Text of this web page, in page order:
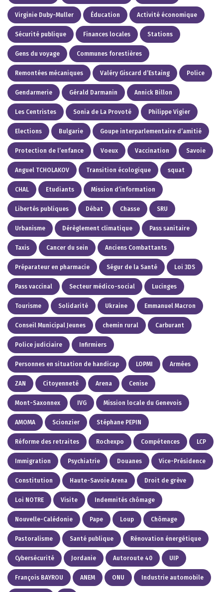
Virginie Duby-Muller Éducation Activité économique
Sécurité publique Finances locales Stations
Gens du voyage Communes forestières
Remontées mécaniques Valéry Giscard d’Estaing Police
Gendarmerie Gérald Darmanin Annick Billon
Les Centristes Sonia de La Provoté Philippe Vigier
Elections Bulgarie Goupe interparlementaire d’amitié
Protection de l’enfance Voeux Vaccination Savoie
Anguel TCHOLAKOV Transition écologique squat
CHAL Etudiants Mission d’information
Libertés publiques Débat Chasse SRU
Urbanisme Dérèglement climatique Pass sanitaire
Taxis Cancer du sein Anciens Combattants
Préparateur en pharmacie Ségur de la Santé Loi 3DS
Pass vaccinal Secteur médico-social Lucinges
Tourisme Solidarité Ukraine Emmanuel Macron
Conseil Municipal Jeunes chemin rural Carburant
Police judiciaire Infirmiers
Personnes en situation de handicap LOPMI Armées
ZAN Citoyenneté Arena Cenise
Mont-Saxonnex IVG Mission locale du Genevois
AMOMA Scionzier Stéphane PEPIN
Réforme des retraites Rochexpo Compétences LCP
Immigration Psychiatrie Douanes Vice-Présidence
Constitution Haute-Savoie Arena Droit de grève
Loi NOTRE Visite Indemnités chômage
Nouvelle-Calédonie Pape Loup Chômage
Pastoralisme Santé publique Rénovation énergétique
Cybersécurité Jordanie Autoroute 40 UIP
François BAYROU ANEM ONU Industrie automobile